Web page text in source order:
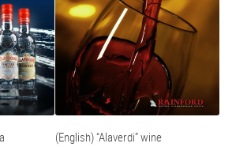
(English) “Alaverdi” wine